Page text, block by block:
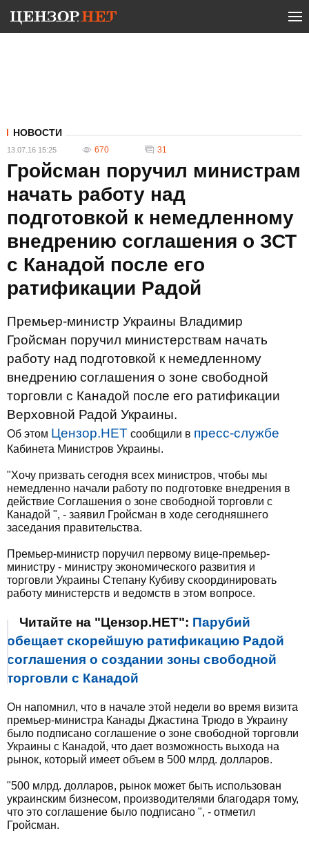
НОВОСТИ
13.07.16 15:25 670 31
Гройсман поручил министрам
начать работу над
подготовкой к немедленному
внедрению соглашения о ЗСТ
с Канадой после его
ратификации Радой
Премьер-министр Украины Владимир
Гройсман поручил министерствам начать
работу над подготовкой к немедленному
внедрению соглашения о зоне свободной
торговли с Канадой после его ратификации
Верховной Радой Украины.
Об этом Цензор.НЕТ сообщили в пресс-службе
Кабинета Министров Украины.
"Хочу призвать сегодня всех министров, чтобы мы
немедленно начали работу по подготовке внедрения в
действие Соглашения о зоне свободной торговли с
Канадой ", - заявил Гройсман в ходе сегодняшнего
заседания правительства.
Премьер-министр поручил первому вице-премьер-
министру - министру экономического развития и
торговли Украины Степану Кубиву скоординировать
работу министерств и ведомств в этом вопросе.
Читайте на "Цензор.НЕТ": Парубий
обещает скорейшую ратификацию Радой
соглашения о создании зоны свободной
торговли с Канадой
Он напомнил, что в начале этой недели во время визита
премьер-министра Канады Джастина Трюдо в Украину
было подписано соглашение о зоне свободной торговли
Украины с Канадой, что дает возможность выхода на
рынок, который имеет объем в 500 млрд. долларов.
"500 млрд. долларов, рынок может быть использован
украинским бизнесом, производителями благодаря тому,
что это соглашение было подписано ", - отметил
Гройсман.